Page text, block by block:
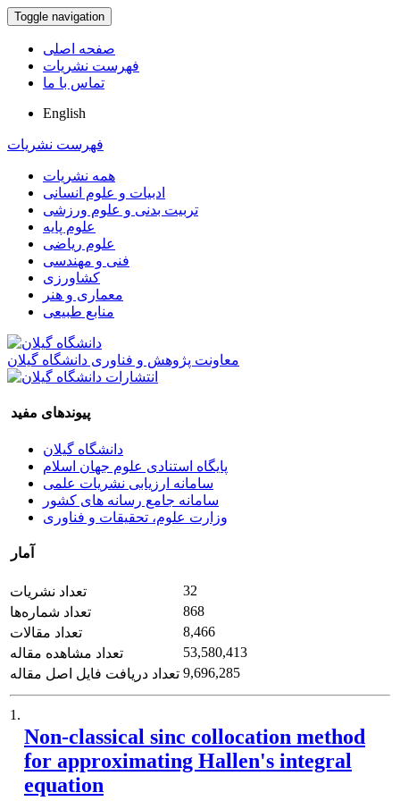
Toggle navigation
صفحه اصلی
فهرست نشریات
تماس با ما
English
فهرست نشریات
همه نشریات
ادبیات و علوم انسانی
تربیت بدنی و علوم ورزشی
علوم پایه
علوم ریاضی
فنی و مهندسی
کشاورزی
معماری و هنر
منابع طبیعی
معاونت پژوهش و فناوری دانشگاه گیلان
پیوندهای مفید
دانشگاه گیلان
پایگاه استنادی علوم جهان اسلام
سامانه ارزیابی نشریات علمی
سامانه جامع رسانه های کشور
وزارت علوم، تحقیقات و فناوری
آمار
تعداد نشریات
32
تعداد شماره‌ها
868
تعداد مقالات
8,466
تعداد مشاهده مقاله
53,580,413
تعداد دریافت فایل اصل مقاله 9,696,285
1.
Non-classical sinc collocation method
for approximating Hallen's integral
equation